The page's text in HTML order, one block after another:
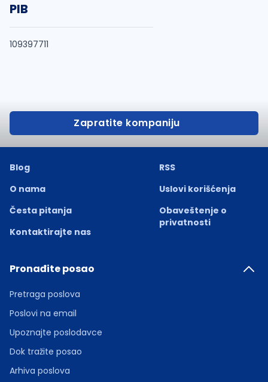
PIB
109397711
Zapratite kompaniju
Blog
O nama
Česta pitanja
Kontaktirajte nas
RSS
Uslovi korišćenja
Obaveštenje o
privatnosti
Pronađite posao
Pretraga poslova
Poslovi na email
Upoznajte poslodavce
Dok tražite posao
Arhiva poslova